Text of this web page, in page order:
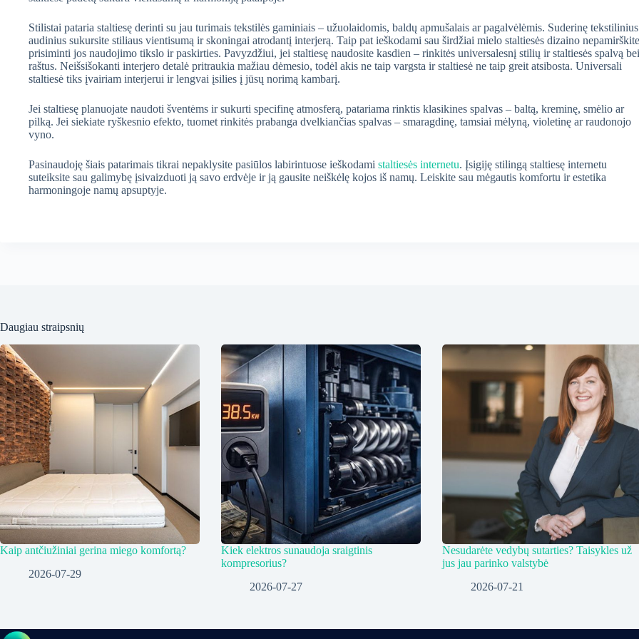
Stilistai pataria staltiesę derinti su jau turimais tekstilės gaminiais – užuolaidomis, baldų apmušalais ar pagalvėlėmis. Suderinę tekstilinius
audinius sukursite stiliaus vientisumą ir skoningai atrodantį interjerą. Taip pat ieškodami sau širdžiai mielo staltiesės dizaino nepamirškite
prisiminti jos naudojimo tikslo ir paskirties. Pavyzdžiui, jei staltiesę naudosite kasdien – rinkitės universalesnį stilių ir staltiesės spalvą bei
raštus. Neišsišokanti interjero detalė pritraukia mažiau dėmesio, todėl akis ne taip vargsta ir staltiesė ne taip greit atsibosta. Universali
staltiesė tiks įvairiam interjerui ir lengvai įsilies į jūsų norimą kambarį.
Jei staltiesę planuojate naudoti šventėms ir sukurti specifinę atmosferą, patariama rinktis klasikines spalvas – baltą, kreminę, smėlio ar
pilką. Jei siekiate ryškesnio efekto, tuomet rinkitės prabanga dvelkiančias spalvas – smaragdinę, tamsiai mėlyną, violetinę ar raudonojo
vyno.
Pasinaudoję šiais patarimais tikrai nepaklysite pasiūlos labirintuose ieškodami staltiesės internetu. Įsigiję stilingą staltiesę internetu
suteiksite sau galimybę įsivaizduoti ją savo erdvėje ir ją gausite neiškėlę kojos iš namų. Leiskite sau mėgautis komfortu ir estetika
harmoningoje namų apsuptyje.
Daugiau straipsnių
Kaip antčiužiniai gerina miego komfortą?
2026-07-29
Kiek elektros sunaudoja sraigtinis
kompresorius?
2026-07-27
Nesudarėte vedybų sutarties? Taisykles už
jus jau parinko valstybė
2026-07-21